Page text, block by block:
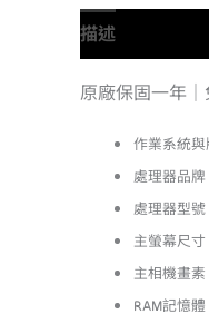
描述
原廠保固一年
作業系統與
處理器品牌
處理器型號
主螢幕尺寸
主相機畫素
RAM記憶體